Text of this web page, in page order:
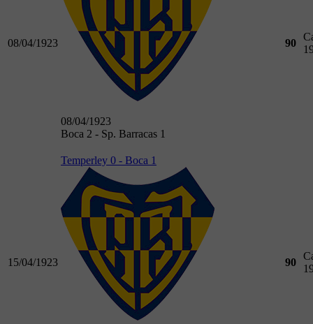
08/04/1923
08/04/1923
Boca 2 - Sp. Barracas 1
90
15/04/1923
Temperley 0 - Boca 1
90